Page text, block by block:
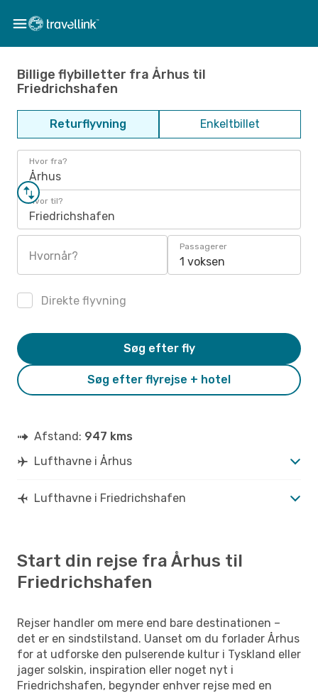
Billige flybilletter fra Århus til
Friedrichshafen
Returflyvning Enkeltbillet
Hvor fra?
Århus
Hvor til?
Friedrichshafen
Hvornår?
Passagerer
1 voksen
Direkte flyvning
Søg efter flyrejse + hotel
Søg efter fly
Afstand: 947 kms
Lufthavne i Århus
Lufthavne i Friedrichshafen
Start din rejse fra Århus til
Friedrichshafen
Rejser handler om mere end bare destinationen –
det er en sindstilstand. Uanset om du forlader Århus
for at udforske den pulserende kultur i Tyskland eller
jager solskin, inspiration eller noget nyt i
Friedrichshafen, begynder enhver rejse med en